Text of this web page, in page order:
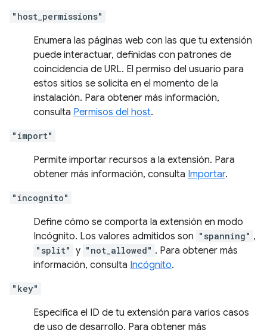
"host_permissions"
Enumera las páginas web con las que tu extensión
puede interactuar, definidas con patrones de
coincidencia de URL. El permiso del usuario para
estos sitios se solicita en el momento de la
instalación. Para obtener más información,
consulta Permisos del host.
"import"
Permite importar recursos a la extensión. Para
obtener más información, consulta Importar.
"incognito"
Define cómo se comporta la extensión en modo
Incógnito. Los valores admitidos son "spanning" ,
"split" y "not_allowed" . Para obtener más
información, consulta Incógnito.
"key"
Especifica el ID de tu extensión para varios casos
de uso de desarrollo. Para obtener más